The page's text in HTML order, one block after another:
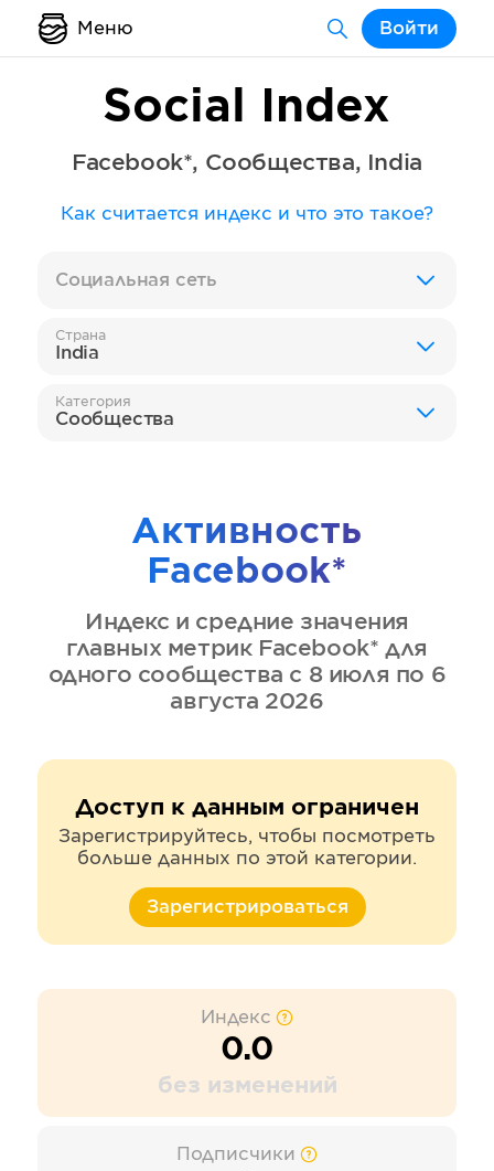
Меню Войти
Social Index
Facebook*, Сообщества, India
Как считается индекс и что это такое?
Социальная сеть
Страна
India
Категория
Сообщества
Активность
Facebook*
Индекс и средние значения
главных метрик Facebook* для
одного сообщества с 8 июля по 6
августа 2026
Доступ к данным ограничен
Зарегистрируйтесь, чтобы посмотреть
больше данных по этой категории.
Зарегистрироваться
Индекс
0.0
без изменений
Подписчики